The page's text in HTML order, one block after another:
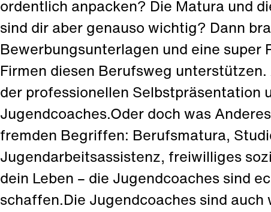
ordentlich anpacken? Die Matura und
sind dir aber genauso wichtig? Dann
Bewerbungsunterlagen und eine super
Firmen diesen Berufsweg
der professionellen Selbstpräsentation
Jugendcoaches.Oder doch was
fremden Begriffen: Berufsmatura,
Jugendarbeitsassistenz, freiwilliges
dein Leben – die Jugendcoaches sind
schaffen.Die Jugendcoaches sind